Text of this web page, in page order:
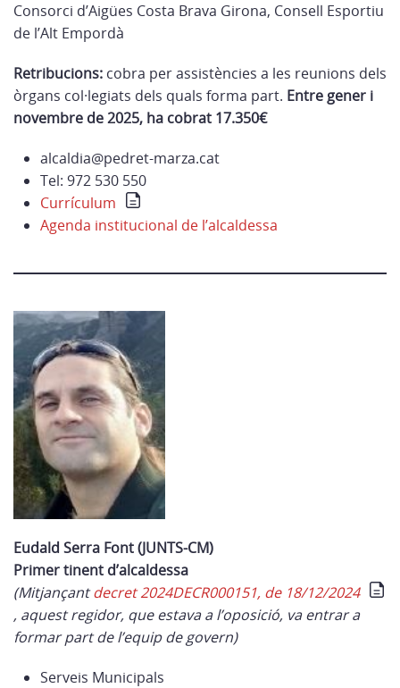
Consorci d’Aigües Costa Brava Girona, Consell Esportiu
de l’Alt Empordà
Retribucions: cobra per assistències a les reunions dels
òrgans col·legiats dels quals forma part. Entre gener i
novembre de 2025, ha cobrat 17.350€
alcaldia@pedret-marza.cat
Tel: 972 530 550
Currículum
Agenda institucional de l’alcaldessa
Eudald Serra Font (JUNTS-CM)
Primer tinent d’alcaldessa
(Mitjançantdecret 2024DECR000151, de 18/12/2024
, aquest regidor, que estava a l’oposició, va entrar a
formar part de l’equip de govern)
Serveis Municipals